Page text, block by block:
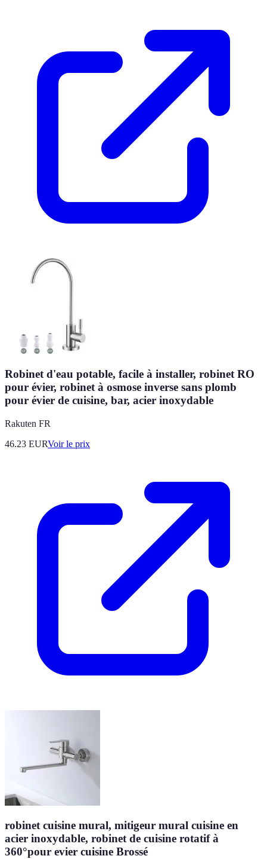
Robinet d'eau potable, facile à installer, robinet RO
pour évier, robinet à osmose inverse sans plomb
pour évier de cuisine, bar, acier inoxydable
Rakuten FR
46.23 EURVoir le prix
robinet cuisine mural, mitigeur mural cuisine en
acier inoxydable, robinet de cuisine rotatif à
360°pour evier cuisine Brossé